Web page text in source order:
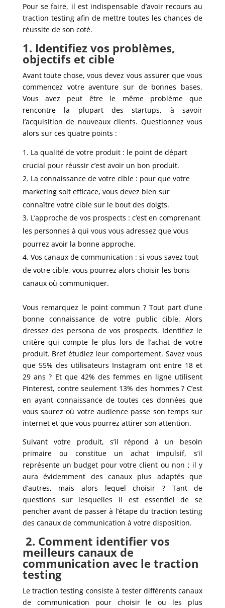
Pour se faire, il est indispensable d’avoir recours au
traction testing afin de mettre toutes les chances de
réussite de son coté.
1. Identifiez vos problèmes,
objectifs et cible
Avant toute chose, vous devez vous assurer que vous
commencez votre aventure sur de bonnes bases.
Vous avez peut être le même problème que
rencontre la plupart des startups, à savoir
l’acquisition de nouveaux clients. Questionnez vous
alors sur ces quatre points :
La qualité de votre produit : le point de départ
crucial pour réussir c’est avoir un bon produit.
La connaissance de votre cible : pour que votre
marketing soit efficace, vous devez bien sur
connaître votre cible sur le bout des doigts.
L’approche de vos prospects : c’est en comprenant
les personnes à qui vous vous adressez que vous
pourrez avoir la bonne approche.
Vos canaux de communication : si vous savez tout
de votre cible, vous pourrez alors choisir les bons
canaux où communiquer.
Vous remarquez le point commun ? Tout part d’une
bonne connaissance de votre public cible. Alors
dressez des persona de vos prospects. Identifiez le
critère qui compte le plus lors de l’achat de votre
produit. Bref étudiez leur comportement. Savez vous
que 55% des utilisateurs Instagram ont entre 18 et
29 ans ? Et que 42% des femmes en ligne utilisent
Pinterest, contre seulement 13% des hommes ? C’est
en ayant connaissance de toutes ces données que
vous saurez où votre audience passe son temps sur
internet et que vous pourrez attirer son attention.
Suivant votre produit, s’il répond à un besoin
primaire ou constitue un achat impulsif, s’il
représente un budget pour votre client ou non ; il y
aura évidemment des canaux plus adaptés que
d’autres, mais alors lequel choisir ? Tant de
questions sur lesquelles il est essentiel de se
pencher avant de passer à l’étape du traction testing
des canaux de communication à votre disposition.
2. Comment identifier vos
meilleurs canaux de
communication avec le traction
testing
Le traction testing consiste à tester différents canaux
de communication pour choisir le ou les plus